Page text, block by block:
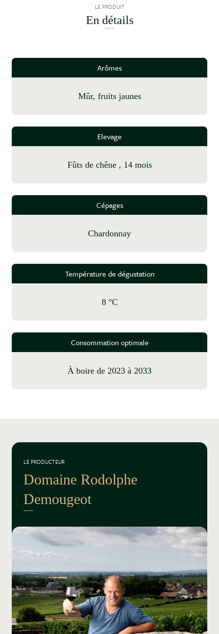
LE PRODUIT
En détails
Arômes
mûr, fruits jaunes
Elevage
fûts de chêne , 14 mois
Cépages
Chardonnay
Température de dégustation
8 °C
Consommation optimale
à boire de 2023 à 2033
LE PRODUCTEUR
Domaine Rodolphe
Demougeot